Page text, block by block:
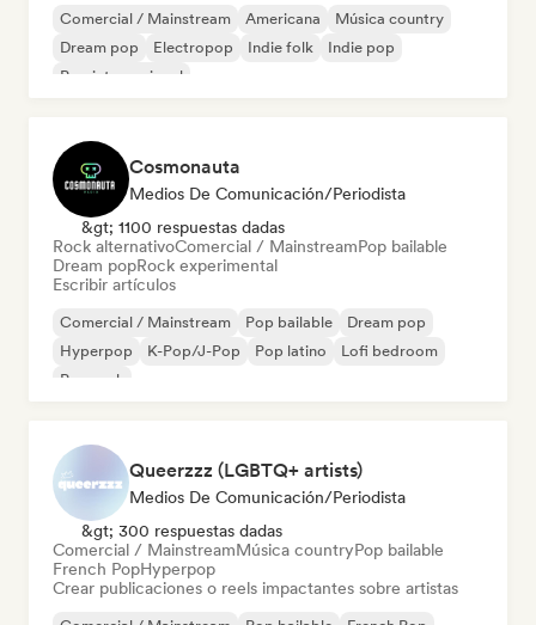
Comercial / Mainstream Americana
Música country
Dream pop
Electropop Indie folk
Indie pop
Pop internacional
Cosmonauta
Medios De Comunicación/Periodista
&gt; 1100 respuestas dadas
Rock alternativoComercial / MainstreamPop bailable
Dream popRock experimental
Escribir artículos
Comercial / Mainstream Pop bailable
Dream pop
Hyperpop
K-Pop/J-Pop Pop latino
Lofi bedroom
Pop rock
Queerzzz (LGBTQ+ artists)
Medios De Comunicación/Periodista
&gt; 300 respuestas dadas
Comercial / MainstreamMúsica countryPop bailable
French PopHyperpop
Crear publicaciones o reels impactantes sobre artistas